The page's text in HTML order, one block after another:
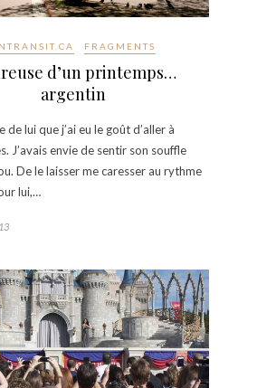
FRAGMENTS
d’un printemps…
argentin
de lui que j’ai eu le goût d’aller à
J’avais envie de sentir son souffle
De le laisser me caresser au rythme
lui,…